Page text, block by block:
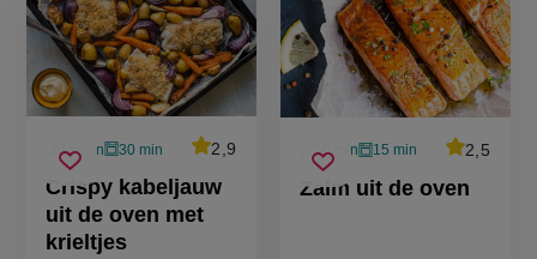
Crispy kabeljauw
uit de oven met
krieltjes
voorbereidingstijd
15 min
oventijd
30 min
average
2,9
Beoordeel
'crispy
Sla
recept
op
crispy
kabeljauw
uit
de
Zalm uit de oven
voorbereidingstijd
10 min
oventijd
15 min
average
2,5
Beoordeel
'zalm
Sla
recept
zalm
uit